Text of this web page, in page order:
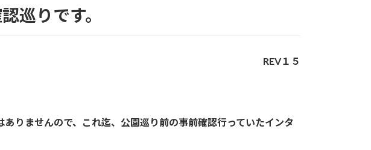
巡りです。
REV１５
りませんので、これ迄、公園巡り前の事前確認行っていたインタ